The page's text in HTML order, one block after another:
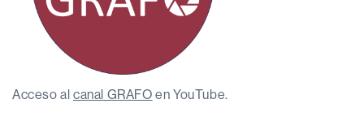
Acceso al canal GRAFO en YouTube.